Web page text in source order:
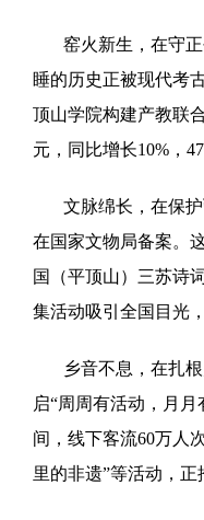
窑火新生，在守
睡的历史正被现代考
顶山学院构建产教联
元，同比增长10%，
文脉绵长，在保
在国家文物局备案。
国（平顶山）三苏诗
集活动吸引全国目光
乡音不息，在扎
启“周周有活动，月
间，线下客流60万人
里的非遗”等活动，